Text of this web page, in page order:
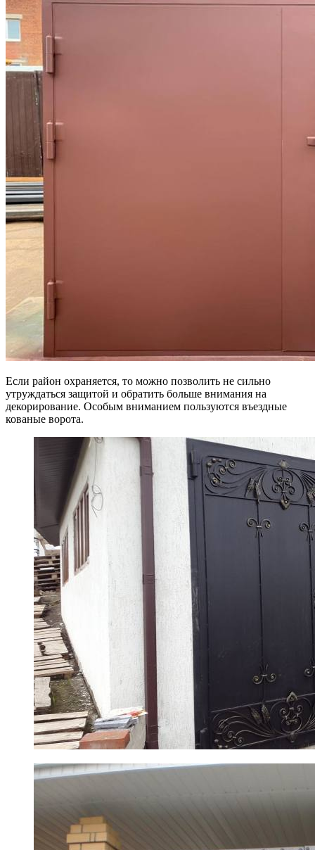
Если район охраняется, то можно позволить не сильно
утруждаться защитой и обратить больше внимания на
декорирование. Особым вниманием пользуются въездные
кованые ворота.